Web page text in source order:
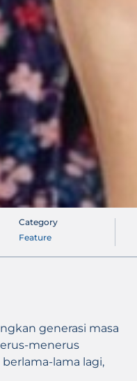
Category
Feature
generasi masa
menerus
lama lagi,